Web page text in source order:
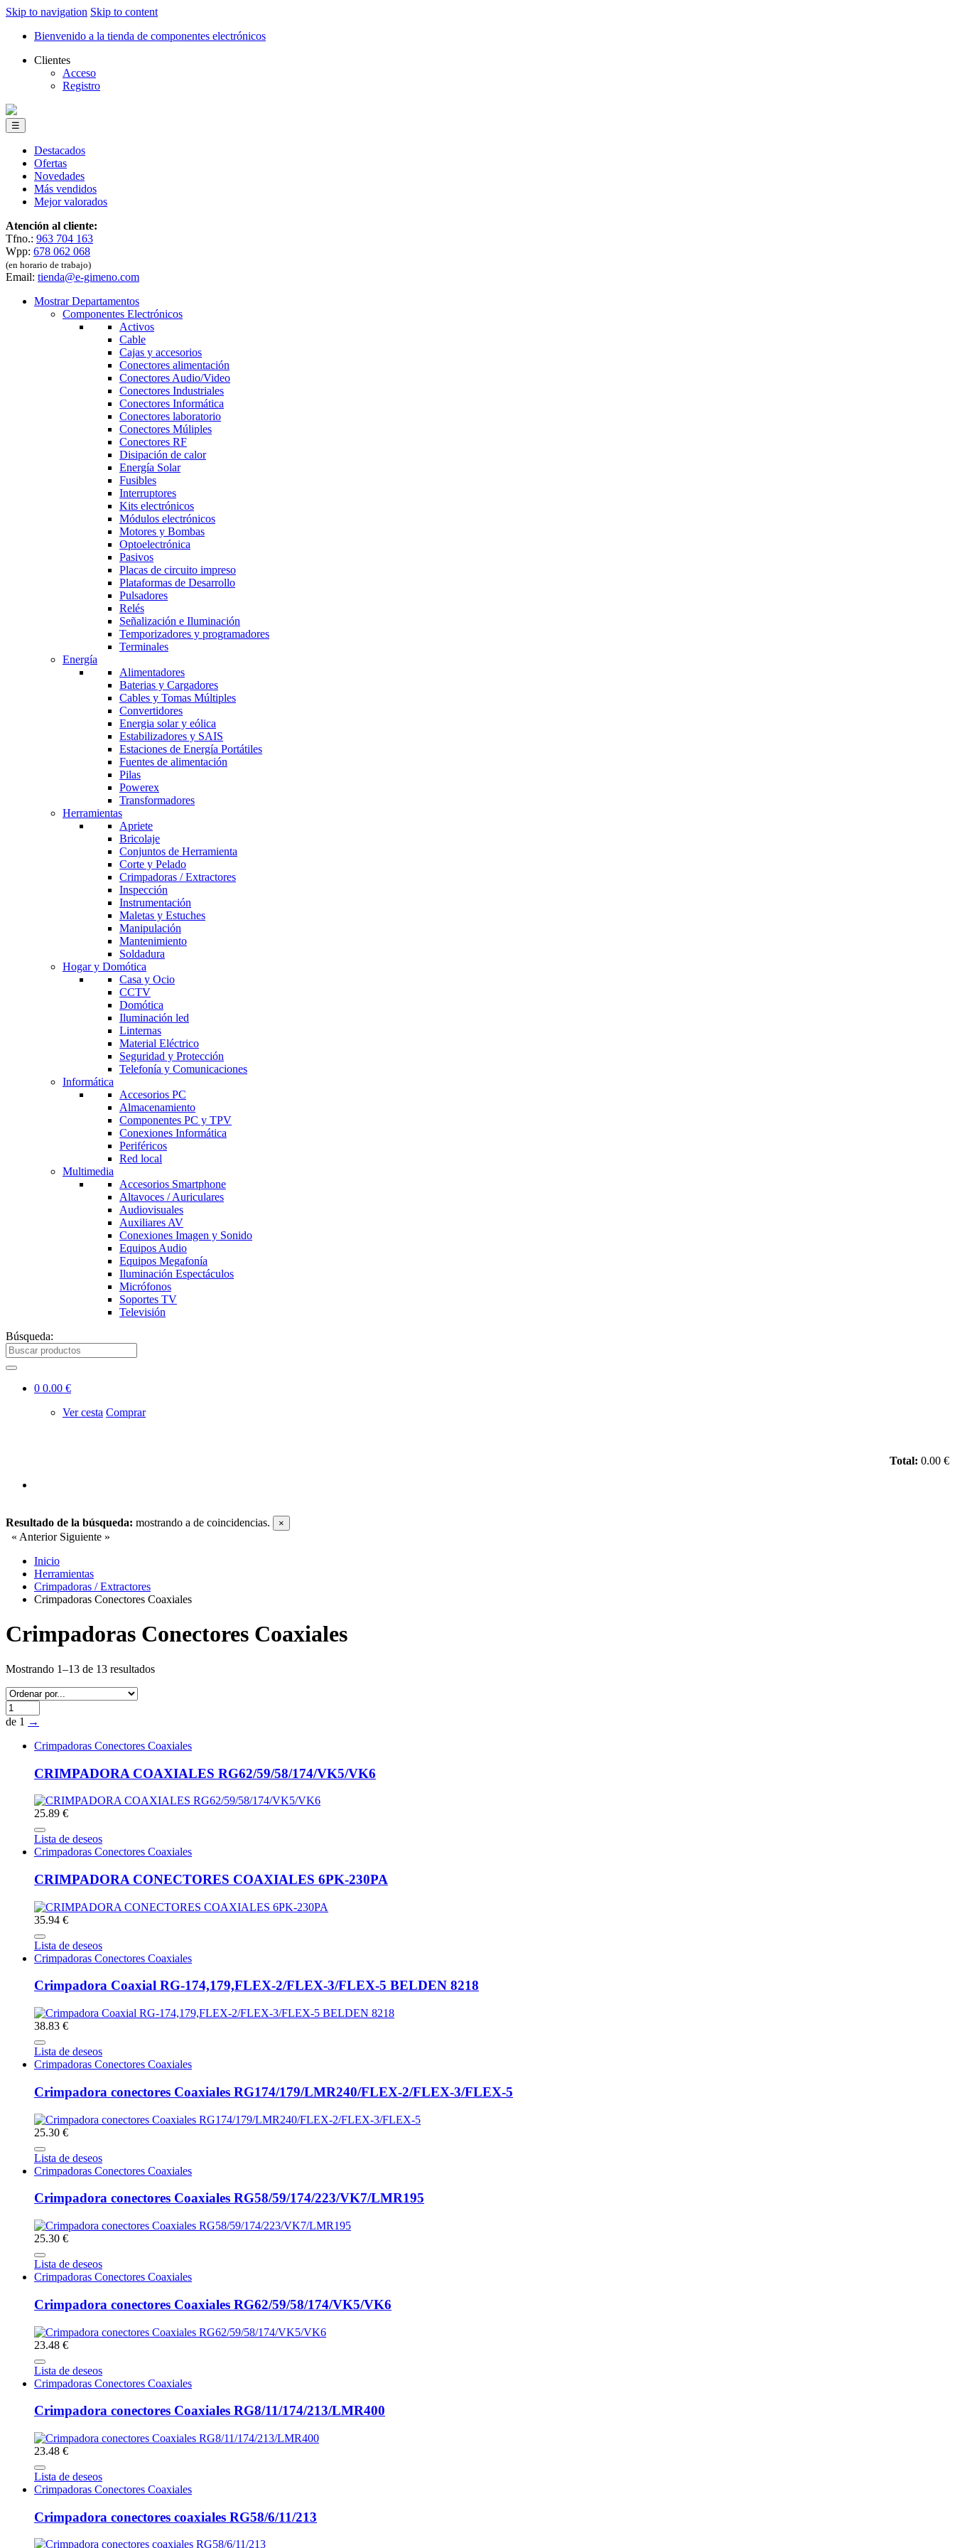
Skip to navigation Skip to content
Bienvenido a la tienda de componentes electrónicos
Clientes
Acceso
Registro
☰
Destacados
Ofertas
Novedades
Más vendidos
Mejor valorados
Atención al cliente:
Tfno.: 963 704 163
Wpp: 678 062 068
(en horario de trabajo)
Email: tienda@e-gimeno.com
Mostrar Departamentos
Componentes Electrónicos
Activos
Cable
Cajas y accesorios
Conectores alimentación
Conectores Audio/Video
Conectores Industriales
Conectores Informática
Conectores laboratorio
Conectores Múliples
Conectores RF
Disipación de calor
Energía Solar
Fusibles
Interruptores
Kits electrónicos
Módulos electrónicos
Motores y Bombas
Optoelectrónica
Pasivos
Placas de circuito impreso
Plataformas de Desarrollo
Pulsadores
Relés
Señalización e Iluminación
Temporizadores y programadores
Terminales
Energía
Alimentadores
Baterias y Cargadores
Cables y Tomas Múltiples
Convertidores
Energia solar y eólica
Estabilizadores y SAIS
Estaciones de Energía Portátiles
Fuentes de alimentación
Pilas
Powerex
Transformadores
Herramientas
Apriete
Bricolaje
Conjuntos de Herramienta
Corte y Pelado
Crimpadoras / Extractores
Inspección
Instrumentación
Maletas y Estuches
Manipulación
Mantenimiento
Soldadura
Hogar y Domótica
Casa y Ocio
CCTV
Domótica
Iluminación led
Linternas
Material Eléctrico
Seguridad y Protección
Telefonía y Comunicaciones
Informática
Accesorios PC
Almacenamiento
Componentes PC y TPV
Conexiones Informática
Periféricos
Red local
Multimedia
Accesorios Smartphone
Altavoces / Auriculares
Audiovisuales
Auxiliares AV
Conexiones Imagen y Sonido
Equipos Audio
Equipos Megafonía
Iluminación Espectáculos
Micrófonos
Soportes TV
Televisión
Búsqueda:
0 0.00 €
Ver cesta Comprar
Total: 0.00 €
Resultado de la búsqueda: mostrando a de coincidencias. ×
« Anterior Siguiente »
Inicio
Herramientas
Crimpadoras / Extractores
Crimpadoras Conectores Coaxiales
Crimpadoras Conectores Coaxiales
Mostrando 1–13 de 13 resultados
de 1 →
Crimpadoras Conectores Coaxiales
CRIMPADORA COAXIALES RG62/59/58/174/VK5/VK6
25.89 €
Lista de deseos
Crimpadoras Conectores Coaxiales
CRIMPADORA CONECTORES COAXIALES 6PK-230PA
35.94 €
Lista de deseos
Crimpadoras Conectores Coaxiales
Crimpadora Coaxial RG-174,179,FLEX-2/FLEX-3/FLEX-5 BELDEN 8218
38.83 €
Lista de deseos
Crimpadoras Conectores Coaxiales
Crimpadora conectores Coaxiales RG174/179/LMR240/FLEX-2/FLEX-3/FLEX-5
25.30 €
Lista de deseos
Crimpadoras Conectores Coaxiales
Crimpadora conectores Coaxiales RG58/59/174/223/VK7/LMR195
25.30 €
Lista de deseos
Crimpadoras Conectores Coaxiales
Crimpadora conectores Coaxiales RG62/59/58/174/VK5/VK6
23.48 €
Lista de deseos
Crimpadoras Conectores Coaxiales
Crimpadora conectores Coaxiales RG8/11/174/213/LMR400
23.48 €
Lista de deseos
Crimpadoras Conectores Coaxiales
Crimpadora conectores coaxiales RG58/6/11/213